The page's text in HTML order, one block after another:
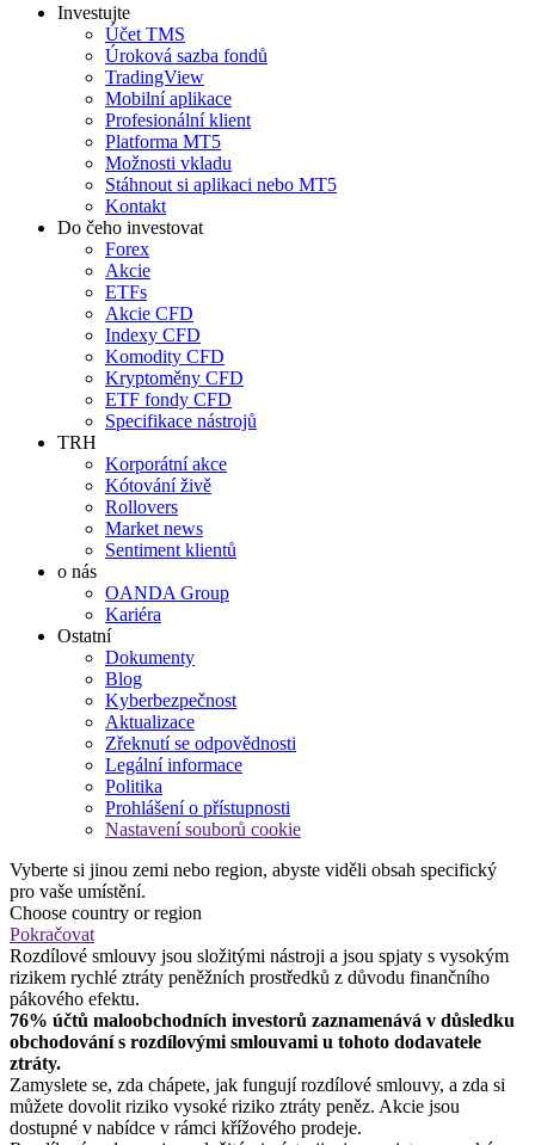
Investujte
Účet TMS
Úroková sazba fondů
TradingView
Mobilní aplikace
Profesionální klient
Platforma MT5
Možnosti vkladu
Stáhnout si aplikaci nebo MT5
Kontakt
Do čeho investovat
Forex
Akcie
ETFs
Akcie CFD
Indexy CFD
Komodity CFD
Kryptoměny CFD
ETF fondy CFD
Specifikace nástrojů
TRH
Korporátní akce
Kótování živě
Rollovers
Market news
Sentiment klientů
o nás
OANDA Group
Kariéra
Ostatní
Dokumenty
Blog
Kyberbezpečnost
Aktualizace
Zřeknutí se odpovědnosti
Legální informace
Politika
Prohlášení o přístupnosti
Nastavení souborů cookie
Vyberte si jinou zemi nebo region, abyste viděli obsah specifický
pro vaše umístění.
Choose country or region
Pokračovat
Rozdílové smlouvy jsou složitými nástroji a jsou spjaty s vysokým
rizikem rychlé ztráty peněžních prostředků z důvodu finančního
pákového efektu.
76% účtů maloobchodních investorů zaznamenává v důsledku
obchodování s rozdílovými smlouvami u tohoto dodavatele
ztráty.
Zamyslete se, zda chápete, jak fungují rozdílové smlouvy, a zda si
můžete dovolit riziko vysoké riziko ztráty peněz. Akcie jsou
dostupné v nabídce v rámci křížového prodeje.